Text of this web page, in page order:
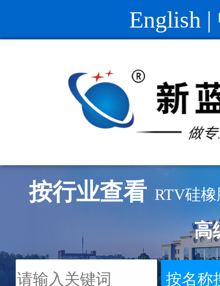
English |
按行业查看 RTV硅
高